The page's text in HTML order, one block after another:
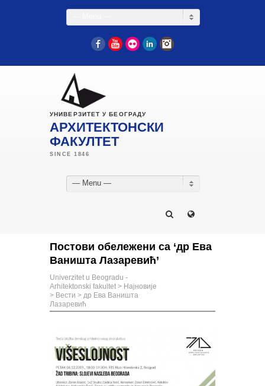
FacebookYouTube
Flickr LinkedIn
УНИВЕРЗИТЕТ У БЕОГРАДУ
АРХИТЕКТОНСКИ
ФАКУЛТЕТ
— Menu —
Постови обележени са ‘др Ева
Ваништа Лазаревић’
Univerzitet u Beogradu -
Arhitektonski fakultet > Најновије
> Вести > др Ева Ваништа
Лазаревић